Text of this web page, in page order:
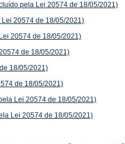
pela Lei 20574 de 18/05/2021)
20574 de 18/05/2021)
20574 de 18/05/2021)
de 18/05/2021)
18/05/2021)
de 18/05/2021)
Lei 20574 de 18/05/2021)
Lei 20574 de 18/05/2021)